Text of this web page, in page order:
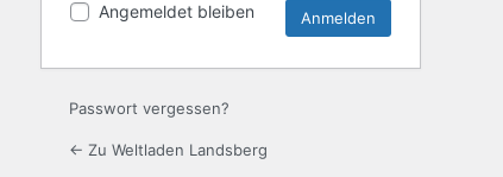
Angemeldet bleiben
Passwort vergessen?
← Zu Weltladen Landsberg